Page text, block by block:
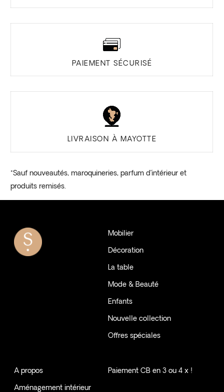
PAIEMENT SÉCURISÉ
LIVRAISON À MAYOTTE
*Sauf nouveautés, maroquineries, parfum d’intérieur et
produits remisés.
Mobilier
Décoration
La table
Mode & Beauté
Enfants
Nouvelle collection
Offres spéciales
A propos
Aménagement intérieur
Paiement CB en 3 ou 4 x !